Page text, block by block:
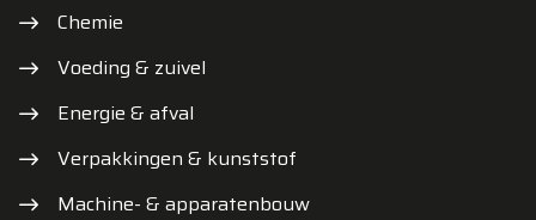
Chemie
Voeding & zuivel
Energie & afval
Verpakkingen & kunststof
Machine- & apparatenbouw